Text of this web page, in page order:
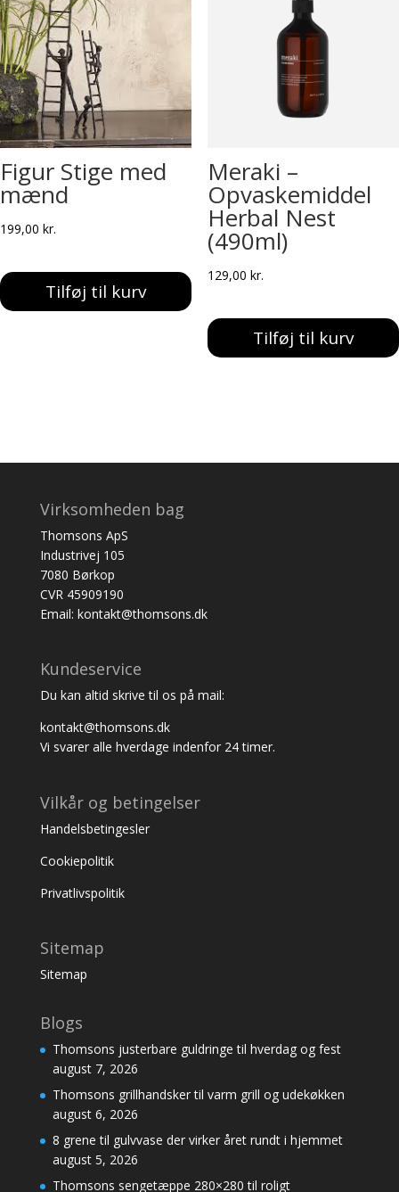
Figur Stige med
mænd
199,00 kr.
Tilføj til kurv
Meraki –
Opvaskemiddel
Herbal Nest
(490ml)
129,00 kr.
Tilføj til kurv
Virksomheden bag
Thomsons ApS
Industrivej 105
7080 Børkop
CVR 45909190
Email: kontakt@thomsons.dk
Kundeservice
Du kan altid skrive til os på mail:
kontakt@thomsons.dk
Vi svarer alle hverdage indenfor 24 timer.
Vilkår og betingelser
Handelsbetingesler
Cookiepolitik
Privatlivspolitik
Sitemap
Sitemap
Blogs
Thomsons justerbare guldringe til hverdag og fest
august 7, 2026
Thomsons grillhandsker til varm grill og udekøkken
august 6, 2026
8 grene til gulvvase der virker året rundt i hjemmet
august 5, 2026
Thomsons sengetæppe 280×280 til roligt